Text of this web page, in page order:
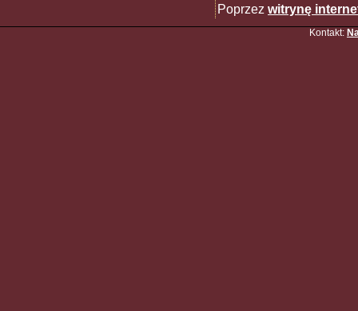
Poprzez witrynę
Kontakt: